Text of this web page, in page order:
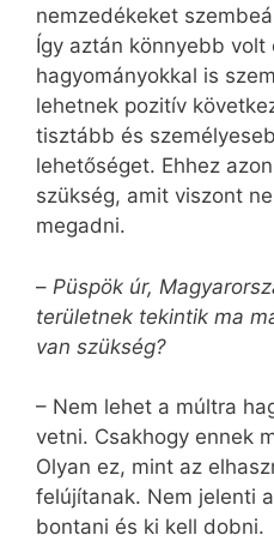
nemzedékeket
Így aztán könnyebb volt
hagyományokkal is
lehetnek pozitív
tisztább és
lehetőséget. Ehhez
szükség, amit viszont
megadni.
– Püspök úr,
területnek tekintik ma
van szükség?
– Nem lehet a múltra
vetni. Csakhogy ennek
Olyan ez, mint az
felújítanak. Nem jelenti
bontani és ki kell dobni.